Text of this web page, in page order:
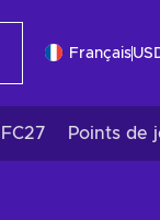
Français
FC27 Points de